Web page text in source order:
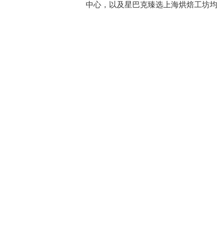
中心，以及星巴克臻选上海烘焙工坊